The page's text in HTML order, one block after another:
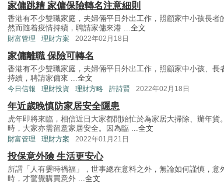
家傭跳糟 家傭保險轉名注意細則
香港有不少雙職家庭，夫婦倆平日外出工作，照顧家中小孩長者
然而隨着疫情持續，聘請家傭來港 ...全文
財富管理 理財方案 2022年02月18日
家傭離職 保險可轉名
香港有不少雙職家庭，夫婦倆平日外出工作，照顧家中小孩、
持續，聘請家傭來 ...全文
今日信報 理財投資 理財方略 許詩賢 2022年02月18日
年近歲晚慎防家居安全隱患
虎年即將來臨，相信近日大家都開始忙於為家居大掃除、辦年貨
時，大家亦需留意家居安全。因為臨 ...全文
財富管理 理財方案 2022年01月21日
投保意外險 生活更安心
所謂「人有霎時禍福」，世事總在意料之外，無論如何謹慎，
時，才驚覺購買意外 ...全文